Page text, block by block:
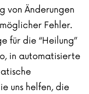
von Änderungen
Fehler.
für die “Heilung”
in automatisierte
uns helfen, die